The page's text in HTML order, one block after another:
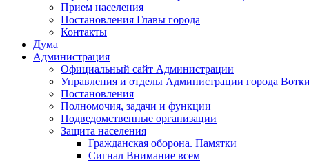
Прием населения
Постановления Главы города
Контакты
Дума
Администрация
Официальный сайт Администрации
Управления и отделы Администрации города
Постановления
Полномочия, задачи и функции
Подведомственные организации
Защита населения
Гражданская оборона. Памятки
Сигнал Внимание всем